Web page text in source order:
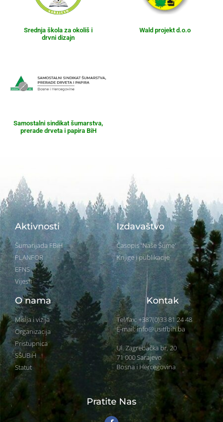
Srednja škola za okoliš i
drvni dizajn
Wald projekt d.o.o
Samostalni sindikat šumarstva,
prerade drveta i papira BiH
Aktivnosti
Šumarijada FBiH
PLANFOR
EFNS
Vijesti
Izdavaštvo
Časopis 'Naše Šume'
Knjige i publikacije
O nama
Misija i vizija
Organizacija
Pristupnica
SŠUBiH
Statut
Kontak
Tel/fax: +387(0)33 81 24 48
E-mail: info@usitfbih.ba
Ul. Zagrebačka br. 20
71 000 Sarajevo
Bosna i Hercegovina
Pratite Nas